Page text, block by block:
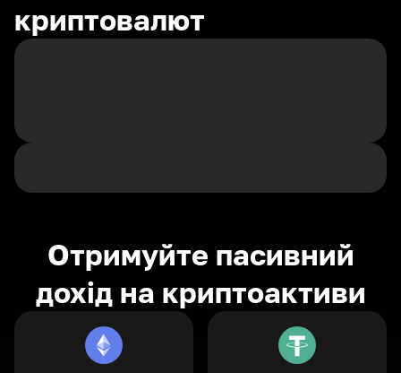
криптовалют
Отримуйте пасивний
дохід на криптоактиви